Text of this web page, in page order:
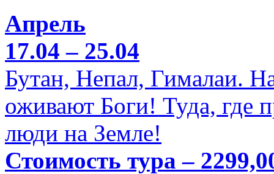
Апрель
17.04 – 25.04
Бутан, Непал, Гималаи.
оживают Боги! Туда, где
люди на Земле!
Стоимость тура –